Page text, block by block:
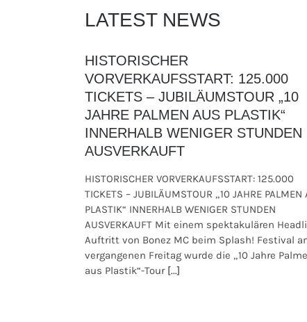
LATEST NEWS
HISTORISCHER
VORVERKAUFSSTART: 125.000
TICKETS – JUBILÄUMSTOUR „10
JAHRE PALMEN AUS PLASTIK“
INNERHALB WENIGER STUNDEN
AUSVERKAUFT
HISTORISCHER VORVERKAUFSSTART: 125.000
TICKETS – JUBILÄUMSTOUR „10 JAHRE PALMEN
PLASTIK“ INNERHALB WENIGER STUNDEN
AUSVERKAUFT Mit einem spektakulären
Auftritt von Bonez MC beim Splash! Festival
vergangenen Freitag wurde die „10 Jahre
aus Plastik“-Tour[...]